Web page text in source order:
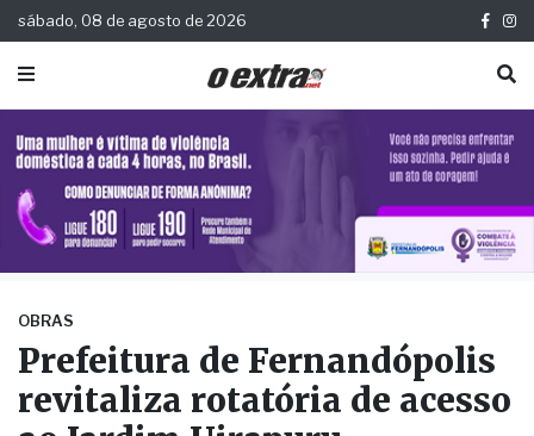
sábado, 08 de agosto de 2026
OBRAS
Prefeitura de Fernandópolis
revitaliza rotatória de acesso